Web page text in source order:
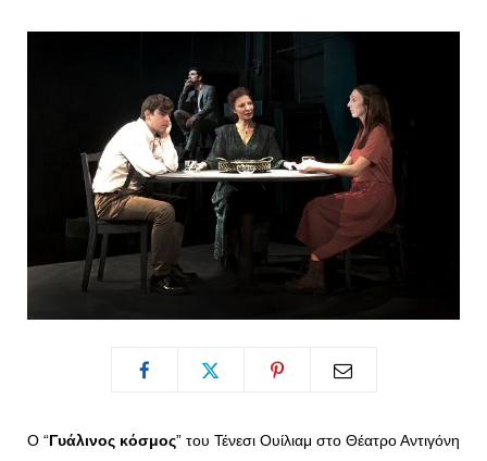
e
r
)
a
m
Ο “Γυάλινος κόσμος” του Τένεσι Ουίλιαμ στο Θέατρο Αντιγόνη